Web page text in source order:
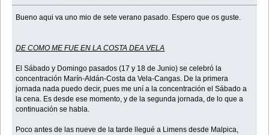
Bueno aqui va uno mio de sete verano pasado. Espero que os guste.
DE COMO ME FUE EN LA COSTA DEA VELA
El Sábado y Domingo pasados (17 y 18 de Junio) se celebró la
concentración Marín-Aldán-Costa da Vela-Cangas. De la primera
jornada nada puedo decir, pues me uní a la concentración el Sábado a
la cena. Es desde ese momento, y de la segunda jornada, de lo que a
continuación se habla.
Poco antes de las nueve de la tarde llegué a Limens desde Malpica,